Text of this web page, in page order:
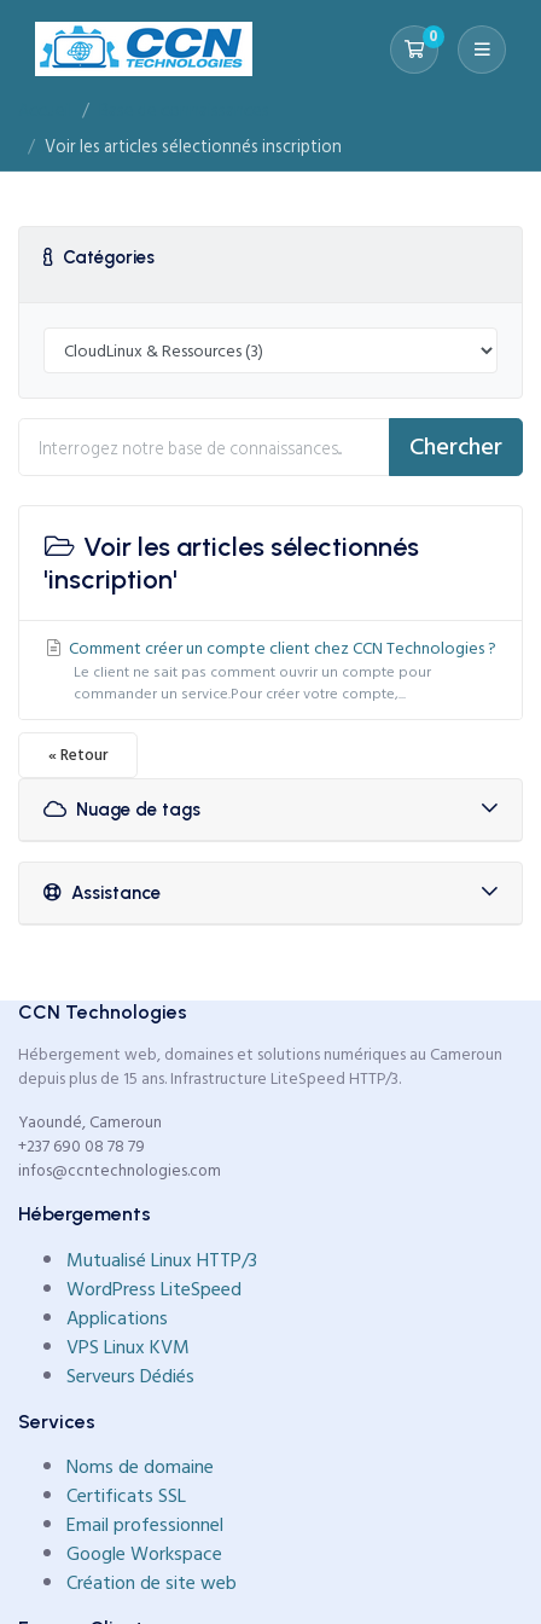
0
Votre panier
Voir les articles sélectionnés inscription
Catégories
Chercher
Voir les articles sélectionnés
'inscription'
Comment créer un compte client chez CCN Technologies ?
Le client ne sait pas comment ouvrir un compte pour
commander un service.Pour créer votre compte,...
« Retour
Nuage de tags
Assistance
CCN Technologies
Hébergement web, domaines et solutions numériques au Cameroun
depuis plus de 15 ans. Infrastructure LiteSpeed HTTP/3.
Yaoundé, Cameroun
+237 690 08 78 79
infos@ccntechnologies.com
Hébergements
Mutualisé Linux HTTP/3
WordPress LiteSpeed
Applications
VPS Linux KVM
Serveurs Dédiés
Services
Noms de domaine
Certificats SSL
Email professionnel
Google Workspace
Création de site web